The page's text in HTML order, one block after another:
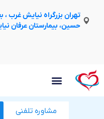
تهران بزرگراه نیایش غرب ،
حسین، بیمارستان عرفان
مشاوره تلفنی